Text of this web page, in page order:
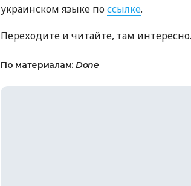
украинском языке поссылке.
Переходите и читайте, там интересно.
По материалам: Done